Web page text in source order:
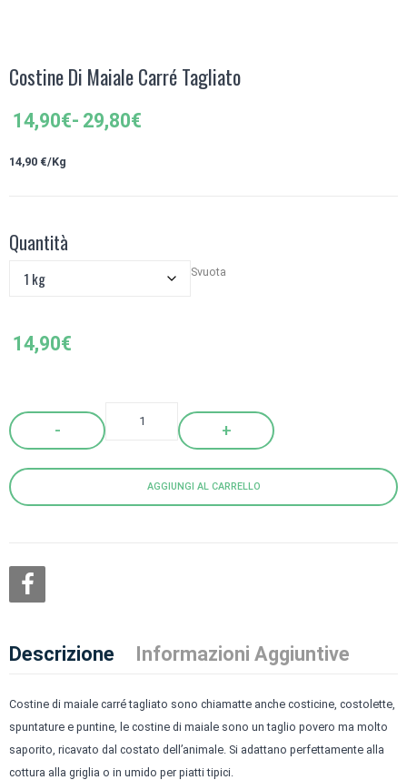
Costine Di Maiale Carré Tagliato
14,90€- 29,80€
Fascia
prezzo:
29,80€
14,90 €/Kg
Quantità
Svuota
14,90€
Quantity
AGGIUNGI AL CARRELLO
Descrizione Informazioni Aggiuntive
Costine di maiale carré tagliato sono chiamatte anche costicine, costolette,
spuntature e puntine, le costine di maiale sono un taglio povero ma molto
saporito, ricavato dal costato dell’animale. Si adattano perfettamente alla
cottura alla griglia o in umido per piatti tipici.